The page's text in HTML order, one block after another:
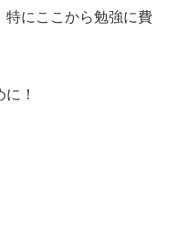
特にここから勉強に費
！